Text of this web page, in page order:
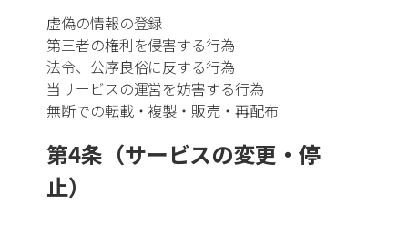
虚偽の情報の登録
第三者の権利を侵害する行為
法令、公序良俗に反する行為
当サービスの運営を妨害する行為
無断での転載・複製・販売・再配布
第4条（サービスの変更・停
止）
樹脂加工業
すべて
射出成形
押出成形
真空形成